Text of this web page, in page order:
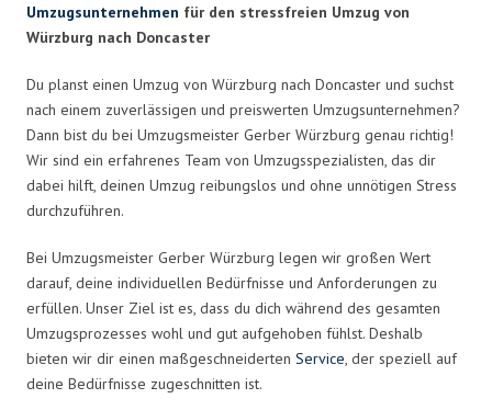
Umzugsunternehmen für den stressfreien Umzug von
Würzburg nach Doncaster
Du planst einen Umzug von Würzburg nach Doncaster und suchst
nach einem zuverlässigen und preiswerten Umzugsunternehmen?
Dann bist du bei Umzugsmeister Gerber Würzburg genau richtig!
Wir sind ein erfahrenes Team von Umzugsspezialisten, das dir
dabei hilft, deinen Umzug reibungslos und ohne unnötigen Stress
durchzuführen.
Bei Umzugsmeister Gerber Würzburg legen wir großen Wert
darauf, deine individuellen Bedürfnisse und Anforderungen zu
erfüllen. Unser Ziel ist es, dass du dich während des gesamten
Umzugsprozesses wohl und gut aufgehoben fühlst. Deshalb
bieten wir dir einen maßgeschneiderten Service, der speziell auf
deine Bedürfnisse zugeschnitten ist.